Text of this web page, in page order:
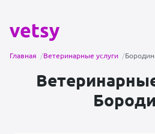
Главная /Ветеринарные услуги /